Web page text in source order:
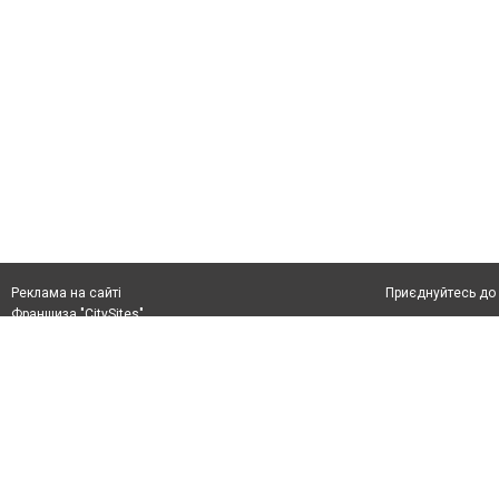
Реклама на сайті
Франшиза "CitySites"
Приєднуйтесь до